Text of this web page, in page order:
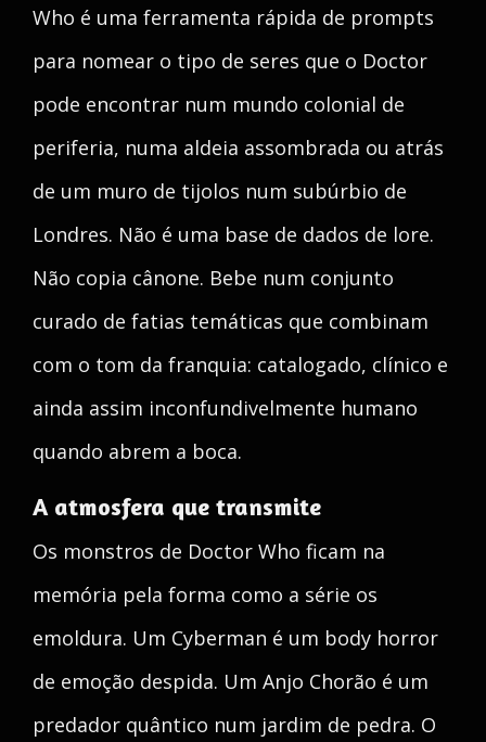
Who é uma ferramenta rápida de prompts
para nomear o tipo de seres que o Doctor
pode encontrar num mundo colonial de
periferia, numa aldeia assombrada ou atrás
de um muro de tijolos num subúrbio de
Londres. Não é uma base de dados de lore.
Não copia cânone. Bebe num conjunto
curado de fatias temáticas que combinam
com o tom da franquia: catalogado, clínico e
ainda assim inconfundivelmente humano
quando abrem a boca.
A atmosfera que transmite
Os monstros de Doctor Who ficam na
memória pela forma como a série os
emoldura. Um Cyberman é um body horror
de emoção despida. Um Anjo Chorão é um
predador quântico num jardim de pedra. O